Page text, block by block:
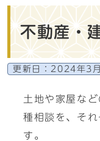
不動産・
更新日： 2024年3
土地や家屋な
種相談を、そ
す。